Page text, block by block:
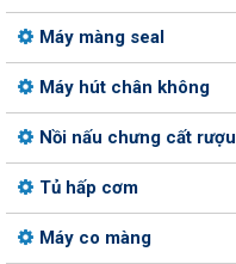
Máy màng seal
Máy hút chân không
Nồi nấu chưng cất rượu
Tủ hấp cơm
Máy co màng